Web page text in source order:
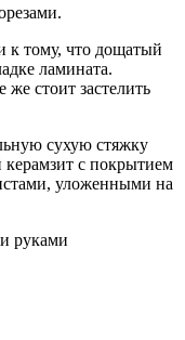
к тому, что дощатый
ламината.
стоит застелить
сухую стяжку
с покрытием
уложенными на